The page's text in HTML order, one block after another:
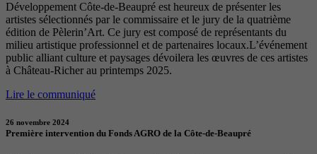
Développement Côte-de-Beaupré est heureux de présenter les
artistes sélectionnés par le commissaire et le jury de la quatrième
édition de Pèlerin’Art. Ce jury est composé de représentants du
milieu artistique professionnel et de partenaires locaux.L’événement
public alliant culture et paysages dévoilera les œuvres de ces artistes
à Château-Richer au printemps 2025.
Lire le communiqué
26 novembre 2024
Première intervention du Fonds AGRO de la Côte-de-Beaupré